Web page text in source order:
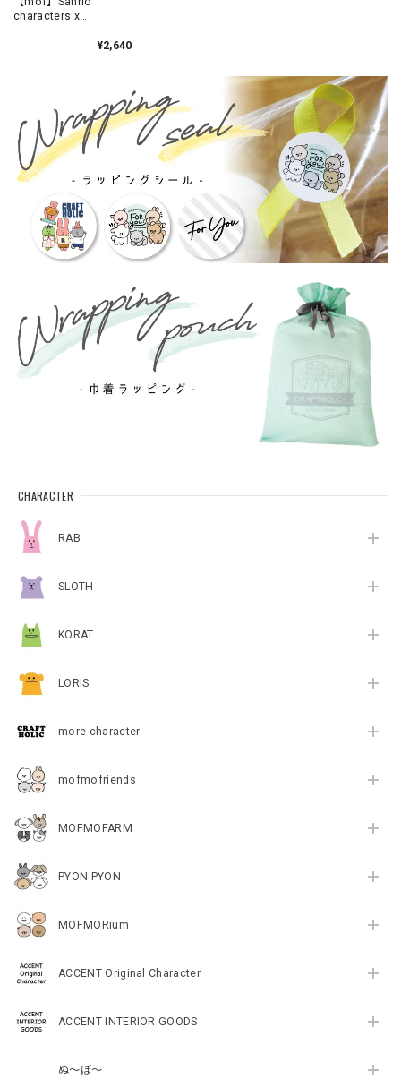
CHARACTER
RAB
SLOTH
KORAT
LORIS
more character
mofmofriends
MOFMOFARM
PYON PYON
MOFMORium
ACCENT Original Character
ACCENT INTERIOR GOODS
ぬ～ぼ～
characters x
しマスコットチャーム
¥2,640